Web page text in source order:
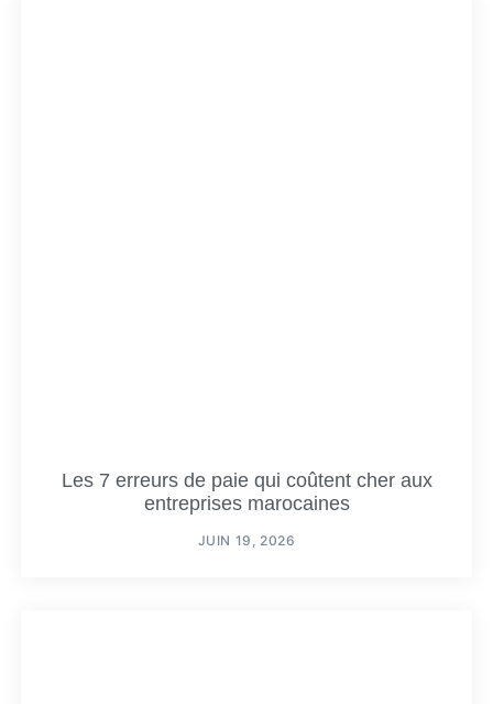
Les 7 erreurs de paie qui coûtent cher aux
entreprises marocaines
JUIN 19, 2026